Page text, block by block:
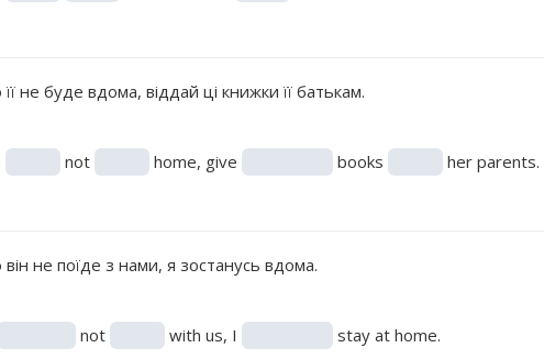
не буде вдома, віддай ці книжки її батькам.
not home, give books her parents.
не поїде з нами, я зостанусь вдома.
not with us, I stay at home.